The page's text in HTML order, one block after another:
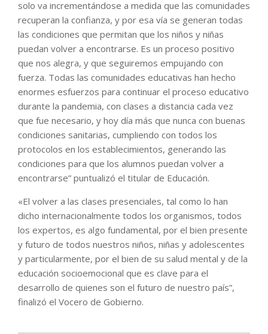
solo va incrementándose a medida que las comunidades
recuperan la confianza, y por esa vía se generan todas
las condiciones que permitan que los niños y niñas
puedan volver a encontrarse. Es un proceso positivo
que nos alegra, y que seguiremos empujando con
fuerza. Todas las comunidades educativas han hecho
enormes esfuerzos para continuar el proceso educativo
durante la pandemia, con clases a distancia cada vez
que fue necesario, y hoy día más que nunca con buenas
condiciones sanitarias, cumpliendo con todos los
protocolos en los establecimientos, generando las
condiciones para que los alumnos puedan volver a
encontrarse” puntualizó el titular de Educación.
«El volver a las clases presenciales, tal como lo han
dicho internacionalmente todos los organismos, todos
los expertos, es algo fundamental, por el bien presente
y futuro de todos nuestros niños, niñas y adolescentes
y particularmente, por el bien de su salud mental y de la
educación socioemocional que es clave para el
desarrollo de quienes son el futuro de nuestro país”,
finalizó el Vocero de Gobierno.